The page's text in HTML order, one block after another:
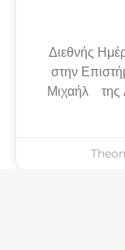
Διεθνής
στην
Μιχαήλ της